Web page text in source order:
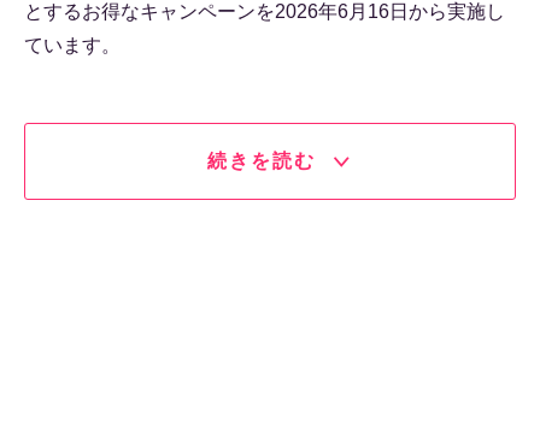
とするお得なキャンペーンを2026年6月16日から実施し
ています。
続きを読む